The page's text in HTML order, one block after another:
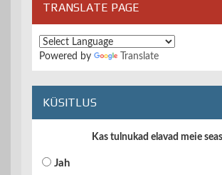
TRANSLATE PAGE
Powered by Translate
KÜSITLUS
Kas tulnukad elavad meie
Jah